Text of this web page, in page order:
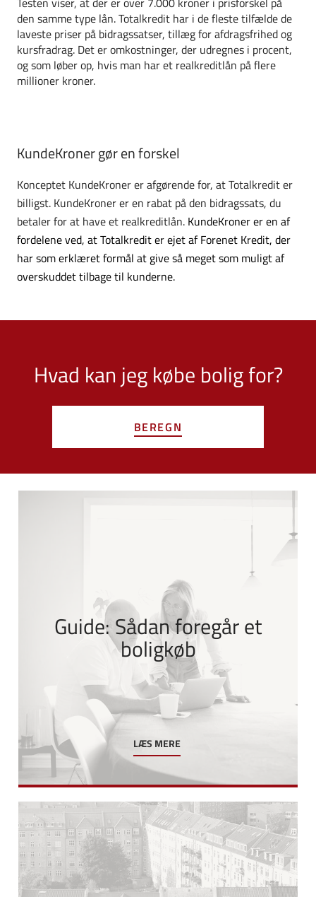
den samme type lån. Totalkredit har i de fleste tilfælde de
laveste priser på bidragssatser, tillæg for afdragsfrihed og
kursfradrag. Det er omkostninger, der udregnes i procent,
og som løber op, hvis man har et realkreditlån på flere
millioner kroner.
KundeKroner gør en forskel
Konceptet KundeKroner er afgørende for, at Totalkredit er
billigst. KundeKroner er en rabat på den bidragssats, du
betaler for at have et realkreditlån. KundeKronerer en af
fordelene ved, at Totalkredit er ejet af Forenet Kredit, der
har som erklæret formål at give så meget som muligt af
overskuddet tilbage til kunderne.
Hvad kan jeg købe bolig for?
BEREGN
Guide: Sådan foregår et
boligkøb
LÆS MERE